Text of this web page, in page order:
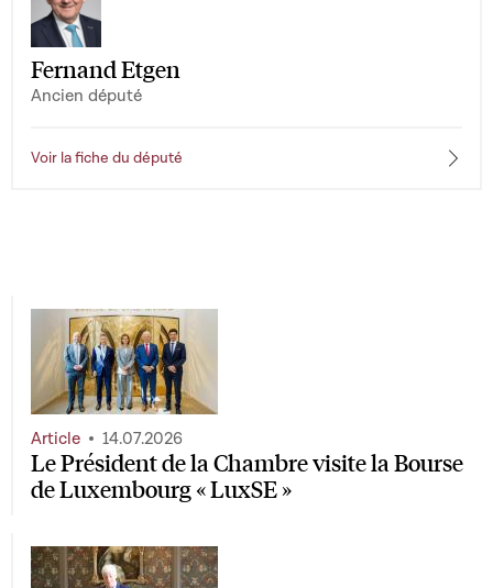
Fernand Etgen
Ancien député
Voir la fiche du député
Le Président de la Chambre visite la Bourse
de Luxembourg « LuxSE »
Article 14.07.2026